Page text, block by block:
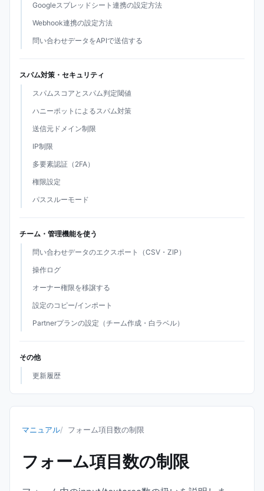
Googleスプレッドシート連携の設定方法
Webhook連携の設定方法
問い合わせデータをAPIで送信する
スパム対策・セキュリティ
スパムスコアとスパム判定閾値
ハニーポットによるスパム対策
送信元ドメイン制限
IP制限
多要素認証（2FA）
権限設定
パススルーモード
チーム・管理機能を使う
問い合わせデータのエクスポート（CSV・ZIP）
操作ログ
オーナー権限を移譲する
設定のコピー/インポート
Partnerプランの設定（チーム作成・白ラベル）
その他
更新履歴
マニュアル フォーム項目数の制限
フォーム項目数の制限